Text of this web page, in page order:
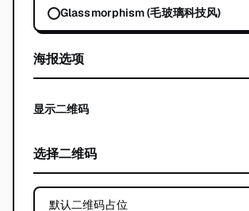
Glassmorphism (毛玻璃科技风)
海报选项
显示二维码
选择二维码